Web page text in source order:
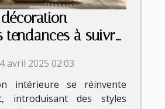
tendances à suivre
avril 2025 02:03
intérieure se réinvente
introduisant des styles